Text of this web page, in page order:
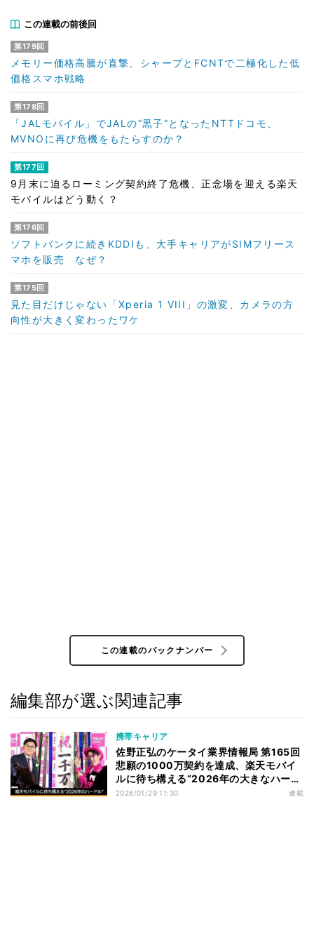
この連載の前後回
第179回
メモリー価格高騰が直撃、シャープとFCNTで二極化した低
価格スマホ戦略
第178回
「JALモバイル」でJALの“黒子”となったNTTドコモ、
MVNOに再び危機をもたらすのか？
第177回
9月末に迫るローミング契約終了危機、正念場を迎える楽天
モバイルはどう動く？
第176回
ソフトバンクに続きKDDIも、大手キャリアがSIMフリース
マホを販売 なぜ？
第175回
見た目だけじゃない「Xperia 1 VIII」の激変、カメラの方
向性が大きく変わったワケ
この連載のバックナンバー
編集部が選ぶ関連記事
携帯キャリア
佐野正弘のケータイ業界情報局 第165回
悲願の1000万契約を達成、楽天モバイ
ルに待ち構える“2026年の大きなハード
ル”
2026/01/29 11:30 連載